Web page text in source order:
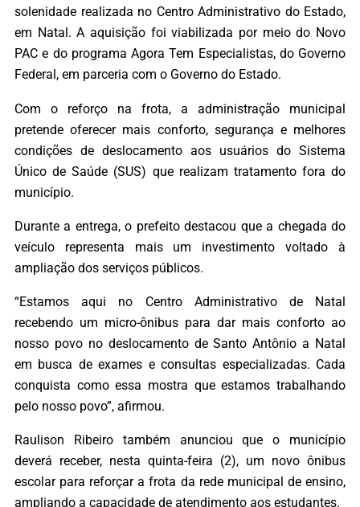
solenidade realizada no Centro Administrativo do Estado,
em Natal. A aquisição foi viabilizada por meio do Novo
PAC e do programa Agora Tem Especialistas, do Governo
Federal, em parceria com o Governo do Estado.
Com o reforço na frota, a administração municipal
pretende oferecer mais conforto, segurança e melhores
condições de deslocamento aos usuários do Sistema
Único de Saúde (SUS) que realizam tratamento fora do
município.
Durante a entrega, o prefeito destacou que a chegada do
veículo representa mais um investimento voltado à
ampliação dos serviços públicos.
“Estamos aqui no Centro Administrativo de Natal
recebendo um micro-ônibus para dar mais conforto ao
nosso povo no deslocamento de Santo Antônio a Natal
em busca de exames e consultas especializadas. Cada
conquista como essa mostra que estamos trabalhando
pelo nosso povo”, afirmou.
Raulison Ribeiro também anunciou que o município
deverá receber, nesta quinta-feira (2), um novo ônibus
escolar para reforçar a frota da rede municipal de ensino,
ampliando a capacidade de atendimento aos estudantes.